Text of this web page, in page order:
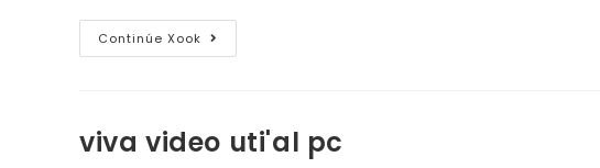
Continúe Xook
viva video uti'al pc